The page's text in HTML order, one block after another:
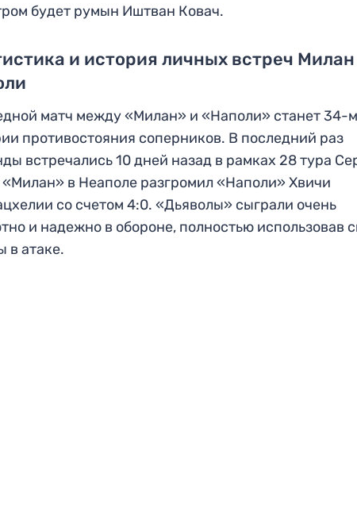
будет румын Иштван Ковач.
и история личных встреч
матч между «Милан» и «Наполи» станет 34-
противостояния соперников. В последний раз
встречались 10 дней назад в рамках 28 тура
«Милан» в Неаполе разгромил «Наполи» Хвичи
со счетом 4:0. «Дьяволы» сыграли очень
и надежно в обороне, полностью использовав
в атаке.